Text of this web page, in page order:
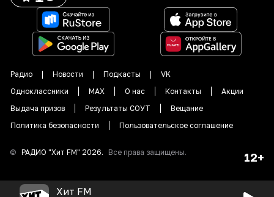
Радио Новости Подкасты
VK
Одноклассники
MAX О нас Контакты
Акции
Выдача призов
Результаты СОУТ
Вещание
Политика безопасности
Пользовательское соглашение
© РАДИО "Хит FM" 2026. Все права защищены. 12+
Хит FM